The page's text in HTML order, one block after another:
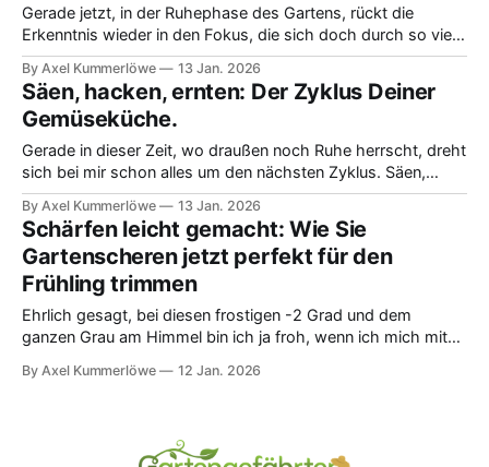
Gerade jetzt, in der Ruhephase des Gartens, rückt die
Erkenntnis wieder in den Fokus, die sich doch durch so viele
unserer Gartengefährten-Diskussionen zieht: Die obersten
10 bis 30 Zentimeter Boden sind unsere kostbarste
Ressource. Hier schlummert das gesamte Ökosystem und
die Humusstoffe, die unsere Pflanzen wirklich nähren. Man
kann diese
By Axel Kummerlöwe 13 Jan. 2026
Säen, hacken, ernten: Der Zyklus Deiner
Gemüseküche.
Gerade in dieser Zeit, wo draußen noch Ruhe herrscht, dreht
sich bei mir schon alles um den nächsten Zyklus. Säen,
hacken, ernten – die Planung ist jetzt das A und O. Letzte
Woche hat mir jemand gesteckt, wie wichtig es ist, die
Bestellung seltener Saatgutsorten nicht aufzuschieben. Ich
merke ja selbst,
By Axel Kummerlöwe 13 Jan. 2026
Schärfen leicht gemacht: Wie Sie
Gartenscheren jetzt perfekt für den
Frühling trimmen
Ehrlich gesagt, bei diesen frostigen -2 Grad und dem
ganzen Grau am Himmel bin ich ja froh, wenn ich mich mit
gerade die perfekte Zeit, um die Gartenscheren mal so
By Axel Kummerlöwe 12 Jan. 2026